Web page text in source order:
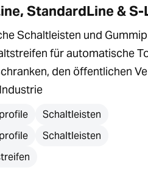
StandardLine & S-
Schaltleisten und
für automatische
den öffentlichen
Schaltleisten
Schaltleisten